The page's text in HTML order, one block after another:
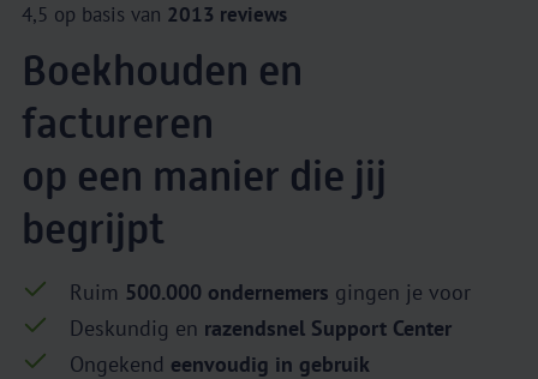
4,5 op basis van 2013 reviews
Boekhouden en
factureren
op een manier die jij
begrijpt
Ruim 500.000 ondernemers gingen je voor
Deskundig en razendsnel Support Center
Ongekend eenvoudig in gebruik